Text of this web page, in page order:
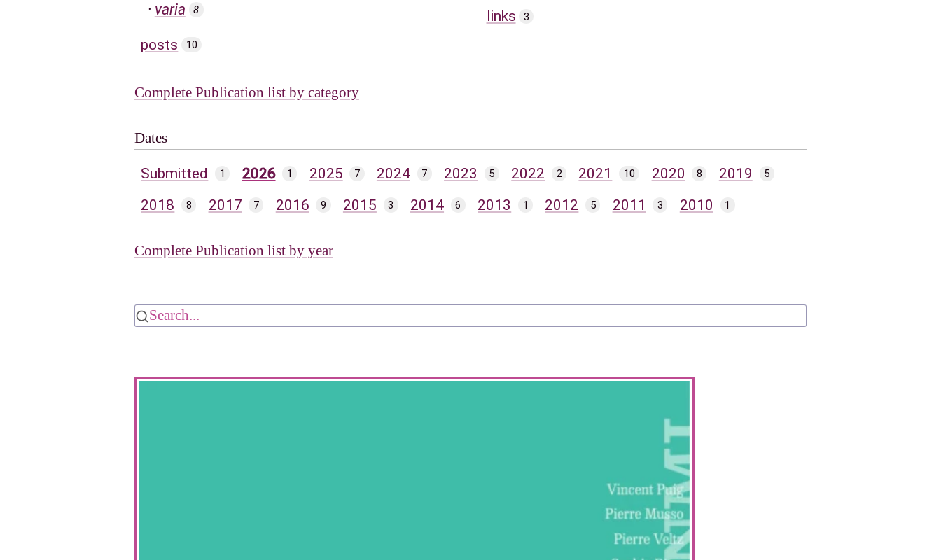
varia 8
posts 10
links 3
Complete Publication list by category
Dates
Submitted 1 2026 1 2025 7 2024 7 2023 5 2022 2 2021 10 2020 8 2019 5
2018 8 2017 7 2016 9 2015 3 2014 6 2013 1 2012 5 2011 3 2010 1
Complete Publication list by year